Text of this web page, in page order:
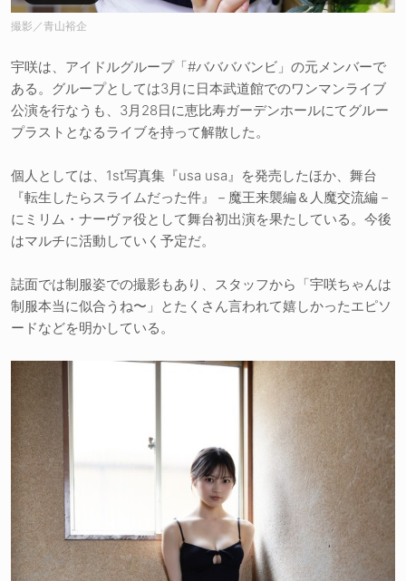
撮影／青山裕企
宇咲は、アイドルグループ「#ババババンビ」の元メンバーで
ある。グループとしては3月に日本武道館でのワンマンライブ
公演を行なうも、3月28日に恵比寿ガーデンホールにてグルー
プラストとなるライブを持って解散した。
個人としては、1st写真集『usa usa』を発売したほか、舞台
『転生したらスライムだった件』－魔王来襲編＆人魔交流編－
にミリム・ナーヴァ役として舞台初出演を果たしている。今後
はマルチに活動していく予定だ。
誌面では制服姿での撮影もあり、スタッフから「宇咲ちゃんは
制服本当に似合うね〜」とたくさん言われて嬉しかったエピソ
ードなどを明かしている。